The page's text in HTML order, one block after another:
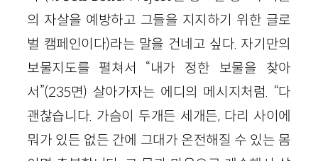
의 자살을 예방하고 그들을 지지하기 위한 글로
벌 캠페인이다)라는 말을 건네고 싶다. 자기만의
보물지도를 펼쳐서 “내가 정한 보물을 찾아
서”(235면) 살아가자는 에디의 메시지처럼. “다
괜찮습니다. 가슴이 두개든 세개든, 다리 사이에
뭐가 있든 없든 간에 그대가 온전해질 수 있는 몸